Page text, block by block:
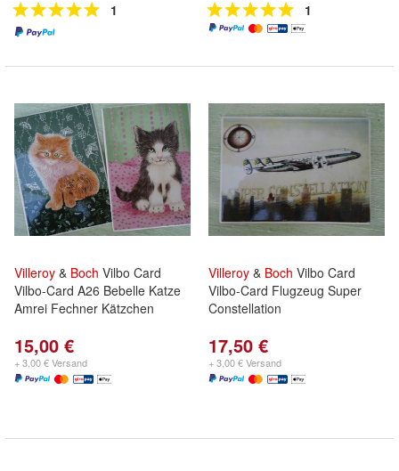
1 1
Villeroy & Boch Vilbo Card
Vilbo-Card A26 Bebelle Katze
Amrei Fechner Kätzchen
15,00 €
+ 3,00 € Versand
Villeroy & Boch Vilbo Card
Vilbo-Card Flugzeug Super
Constellation
17,50 €
+ 3,00 € Versand